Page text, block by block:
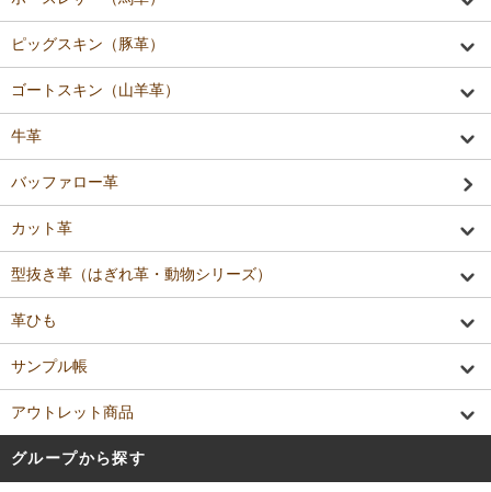
ピッグスキン（豚革）
ゴートスキン（山羊革）
牛革
バッファロー革
カット革
型抜き革（はぎれ革・動物シリーズ）
革ひも
サンプル帳
アウトレット商品
グループから探す